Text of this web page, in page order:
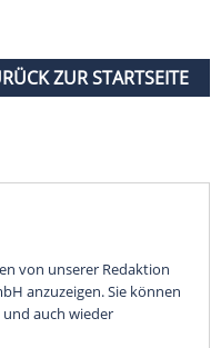
ZUR STARTSEITE
von unserer Redaktion
anzuzeigen. Sie können
und auch wieder